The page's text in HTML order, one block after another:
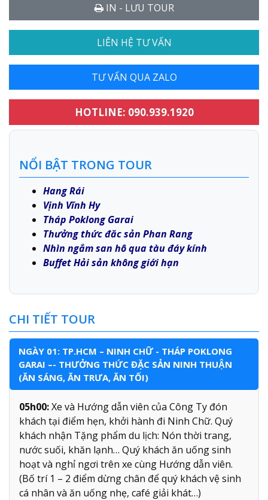
IN - LƯU TOUR
LIÊN HỆ TƯ VẤN
TƯ VẤN QUA ZALO
HOTLINE: 090.939.1920
NỔI BẬT TRONG TOUR
Hang Rái
Vịnh Vĩnh Hy
Tháp Poklong Garai
Thưởng thức đăc sản Phan Rang
Nhìn ngắm san hô qua tàu đáy kính
Buffet Hải sản không giới hạn
CHI TIẾT TOUR
NGÀY 01: TP.HCM – NINH CHỮ - THÁP POKLONG
GARAI –- THƯỞNG THỨC ĐẶC SẢN NINH THUẬN
(ĂN SÁNG, ĂN TRƯA, ĂN TỐI)
05h00:Xe và Hướng dẫn viên của Công Ty đón
khách tại điểm hẹn, khởi hành đi Ninh Chữ. Quý
khách nhận Tặng phẩm du lịch: Nón thời trang,
nước suối, khăn lạnh… Quý khách ăn uống sinh
hoạt và nghỉ ngơi trên xe cùng Hướng dẫn viên.
(Bố trí 1 – 2 điểm dừng chân để quý khách vệ sinh
cá nhân và ăn uống nhẹ, café giải khát…)